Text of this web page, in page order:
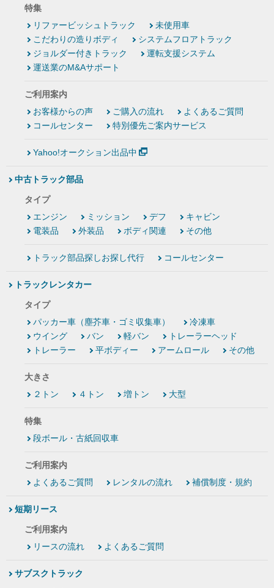
特集
リファービッシュトラック
未使用車
こだわりの造りボディ
システムフロアトラック
ジョルダー付きトラック
運転支援システム
運送業のM&Aサポート
ご利用案内
お客様からの声
ご購入の流れ
よくあるご質問
コールセンター
特別優先ご案内サービス
Yahoo!オークション出品中
中古トラック部品
タイプ
エンジン
ミッション デフ
キャビン
電装品
外装品 ボディ関連 その他
トラック部品探しお探し代行 コールセンター
トラックレンタカー
タイプ
パッカー車（塵芥車・ゴミ収集車）
冷凍車
ウイング
バン 軽バン
トレーラーヘッド
トレーラー
平ボディー アームロール その他
大きさ
２トン
４トン 増トン 大型
特集
段ボール・古紙回収車
ご利用案内
よくあるご質問
レンタルの流れ 補償制度・規約
短期リース
ご利用案内
リースの流れ
よくあるご質問
サブスクトラック